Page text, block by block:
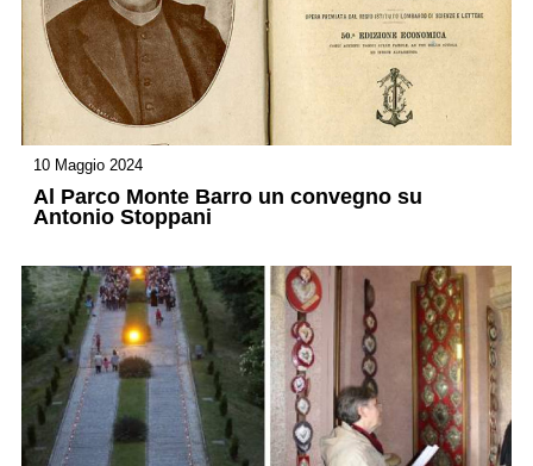
10 Maggio 2024
Al Parco Monte Barro un convegno su
Antonio Stoppani